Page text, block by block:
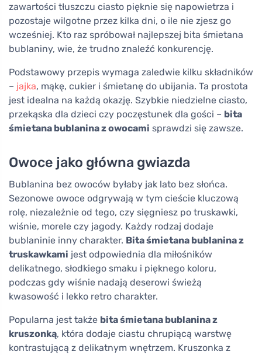
zawartości tłuszczu ciasto pięknie się napowietrza i
pozostaje wilgotne przez kilka dni, o ile nie zjesz go
wcześniej. Kto raz spróbował najlepszej bita śmietana
bublaniny, wie, że trudno znaleźć konkurencję.
Podstawowy przepis wymaga zaledwie kilku składników
– jajka, mąkę, cukier i śmietanę do ubijania. Ta prostota
jest idealna na każdą okazję. Szybkie niedzielne ciasto,
przekąska dla dzieci czy poczęstunek dla gości – bita
śmietana bublanina z owocami sprawdzi się zawsze.
Owoce jako główna gwiazda
Bublanina bez owoców byłaby jak lato bez słońca.
Sezonowe owoce odgrywają w tym cieście kluczową
rolę, niezależnie od tego, czy sięgniesz po truskawki,
wiśnie, morele czy jagody. Każdy rodzaj dodaje
bublaninie inny charakter. Bita śmietana bublanina z
truskawkami jest odpowiednia dla miłośników
delikatnego, słodkiego smaku i pięknego koloru,
podczas gdy wiśnie nadają deserowi świeżą
kwasowość i lekko retro charakter.
Popularna jest także bita śmietana bublanina z
kruszonką, która dodaje ciastu chrupiącą warstwę
kontrastującą z delikatnym wnętrzem. Kruszonka z